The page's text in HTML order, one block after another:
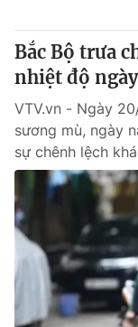
Bắc Bộ trưa
nhiệt độ
VTV.vn - Ngày
sương mù, ngày
sự chênh lệch